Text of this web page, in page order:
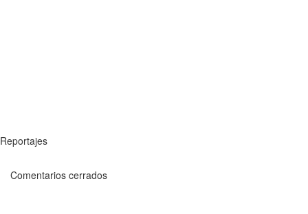
Reportajes
Comentarios cerrados